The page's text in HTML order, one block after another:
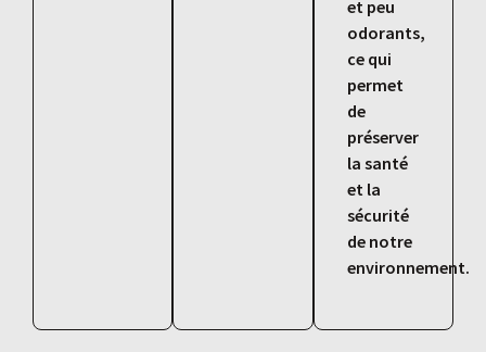
et peu
odorants,
ce qui
permet
de
préserver
la santé
et la
sécurité
de notre
environnement.